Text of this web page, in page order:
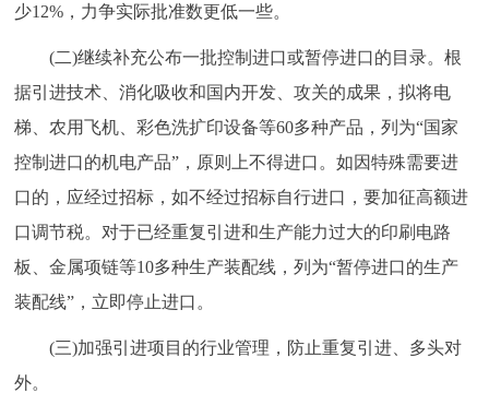
少12%，力争实际批准数更低一些。
(二)继续补充公布一批控制进口或暂停进口的目录。根
据引进技术、消化吸收和国内开发、攻关的成果，拟将电
梯、农用飞机、彩色洗扩印设备等60多种产品，列为“国家
控制进口的机电产品”，原则上不得进口。如因特殊需要进
口的，应经过招标，如不经过招标自行进口，要加征高额进
口调节税。对于已经重复引进和生产能力过大的印刷电路
板、金属项链等10多种生产装配线，列为“暂停进口的生产
装配线”，立即停止进口。
(三)加强引进项目的行业管理，防止重复引进、多头对
外。